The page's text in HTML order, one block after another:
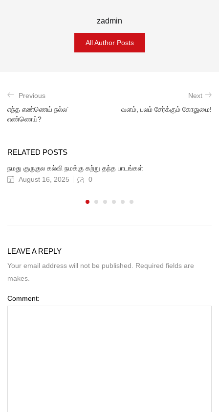
zadmin
All Author Posts
Previous
எந்த எண்ணெய் நல்ல’
எண்ணெய்?
Next
வளம், பலம் சேர்க்கும் கோதுமை!
RELATED POSTS
நமது குருகுல கல்வி நமக்கு கற்று தந்த பாடங்கள்
August 16, 2025
0
LEAVE A REPLY
Your email address will not be published. Required fields are
makes.
Comment: